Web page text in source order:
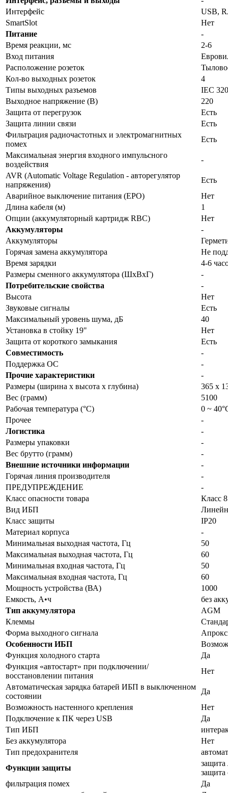
Интерфейс
USB,
SmartSlot
Нет
Питание
-
Время реакции, мс
2-6
Вход питания
Расположение розеток
Кол-во выходных розеток
4
Типы выходных разъемов
IEC
Выходное напряжение (В)
220
Защита от перегрузок
Есть
Защита линии связи
Есть
Фильтрация радиочастотных и электромагнитных
помех
Есть
Максимальная энергия входного импульсного
воздействия
-
AVR (Automatic Voltage Regulation - авторегулятор
напряжения)
Есть
Аварийное выключение питания (EPO)
Нет
Длина кабеля (м)
1
Опции (аккумуляторный картридж RBC)
Нет
Аккумуляторы
-
Аккумуляторы
Горячая замена аккумулятора
Не
Время зарядки
4-6
Размеры сменного аккумулятора (ШхВхГ)
-
Потребительские свойства
-
Высота
Нет
Звуковые сигналы
Есть
Максимальный уровень шума, дБ
40
Установка в стойку 19"
Нет
Защита от короткого замыкания
Есть
Совместимость
-
Поддержка ОС
-
Прочие характеристики
-
Размеры (ширина x высота x глубина)
365 х
Вес (грамм)
5100
Рабочая температура (°C)
0 ~
Прочее
-
Логистика
-
Размеры упаковки
-
Вес брутто (грамм)
-
Внешние источники информации
-
Горячая линия производителя
-
ПРЕДУПРЕЖДЕНИЕ
-
Класс опасности товара
Класс
Вид ИБП
Класс защиты
IP20
Материал корпуса
-
Минимальная выходная частота, Гц
50
Максимальная выходная частота, Гц
60
Минимальная входная частота, Гц
50
Максимальная входная частота, Гц
60
Мощность устройства (ВА)
1000
Емкость, А•ч
без
Тип аккумулятора
AGM
Клеммы
Форма выходного сигнала
Особенности ИБП
Функция холодного старта
Да
Функция «автостарт» при подключении/
восстановлении питания
Нет
Автоматическая зарядка батарей ИБП в выключенном
состоянии
Да
Возможность настенного крепления
Нет
Подключение к ПК через USB
Да
Тип ИБП
Без аккумулятора
Нет
Тип предохранителя
Функции защиты
защита
защита
фильтрация помех
Да